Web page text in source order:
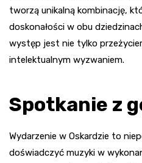
tworzą unikalną kombinację,
doskonałości w obu
występ jest nie tylko
intelektualnym wyzwaniem.
Spotkanie z
Wydarzenie w Oskardzie to
doświadczyć muzyki w